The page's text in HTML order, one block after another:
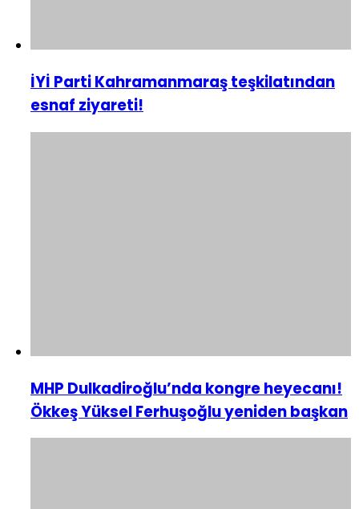
İYİ Parti Kahramanmaraş teşkilatından
esnaf ziyareti!
MHP Dulkadiroğlu’nda kongre heyecanı!
Ökkeş Yüksel Ferhuşoğlu yeniden başkan